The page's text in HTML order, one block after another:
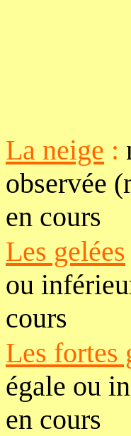
La neige :
observée
en cours
Les gelées
ou
cours
Les fortes
égale ou
en cours